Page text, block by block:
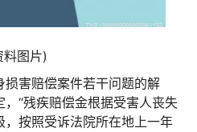
料图片)
损害赔偿案件若干问题的解
“残疾赔偿金根据受害人丧失
按照受诉法院所在地上一年